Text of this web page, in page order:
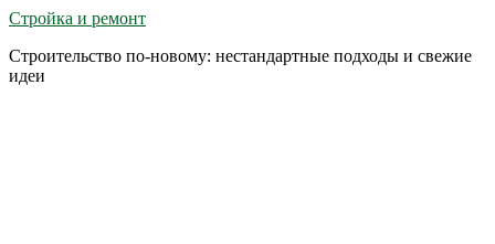
Стройка и ремонт
Строительство по-новому: нестандартные подходы и свежие
идеи